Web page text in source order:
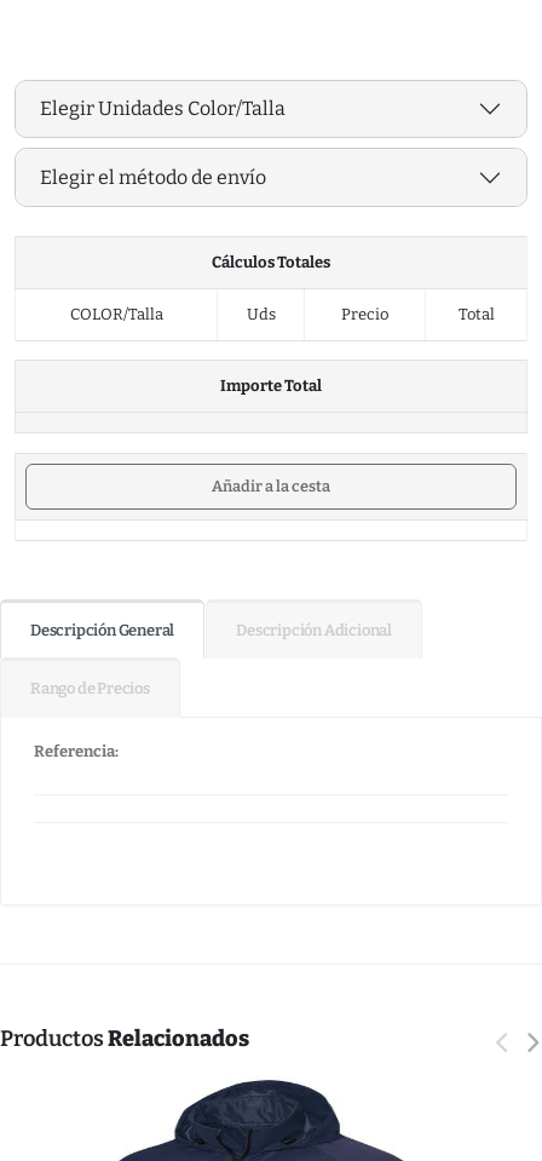
Elegir Unidades Color/Talla
Elegir el método de envío
Cálculos Totales
COLOR/Talla Uds Precio Total
Importe Total
Añadir a la cesta
Descripción General Descripción Adicional
Rango de Precios
Referencia:
ProductosRelacionados